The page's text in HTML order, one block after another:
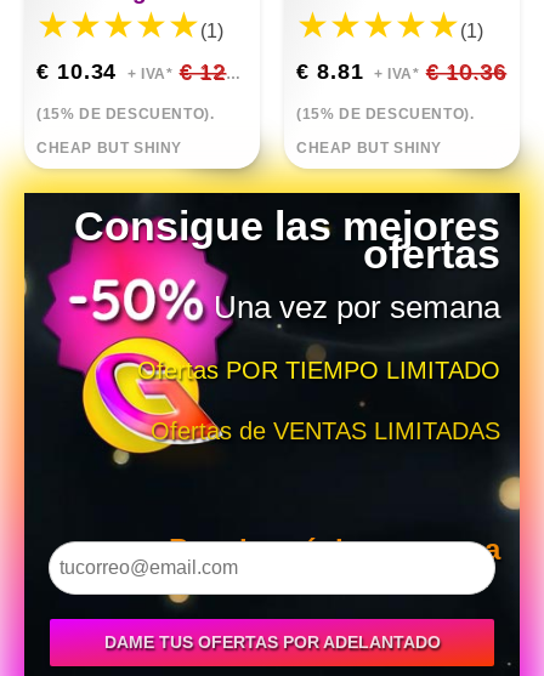
(1)
€ 10.34 + IVA* € 12.17
(15% DE DESCUENTO).
CHEAP BUT SHINY
(1)
€ 8.81 + IVA* € 10.36
(15% DE DESCUENTO).
CHEAP BUT SHINY
Consigue las mejores
ofertas
Una vez por semana
Ofertas POR TIEMPO LIMITADO
Ofertas de VENTAS LIMITADAS
Para la próxima semana
DAME TUS OFERTAS POR ADELANTADO